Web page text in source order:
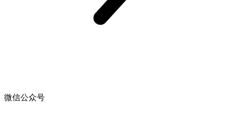
微信公众号